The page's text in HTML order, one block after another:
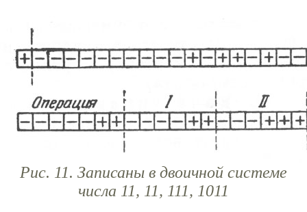
Рис. 11. Записаны в двоичной системе
числа 11, 11, 111, 1011